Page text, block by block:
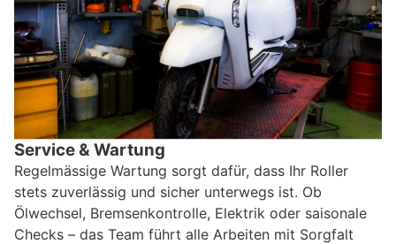
Service & Wartung
Regelmässige Wartung sorgt dafür, dass Ihr Roller
stets zuverlässig und sicher unterwegs ist. Ob
Ölwechsel, Bremsenkontrolle, Elektrik oder saisonale
Checks – das Team führt alle Arbeiten mit Sorgfalt